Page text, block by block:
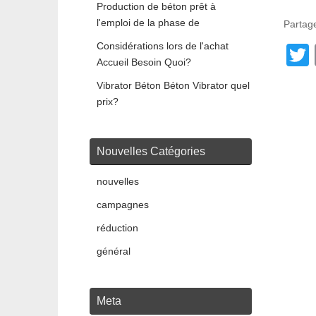
Production de béton prêt à
l'emploi de la phase de
Considérations lors de l'achat
Accueil Besoin Quoi?
Vibrator Béton Béton Vibrator quel
prix?
Nouvelles Catégories
nouvelles
campagnes
réduction
général
Meta